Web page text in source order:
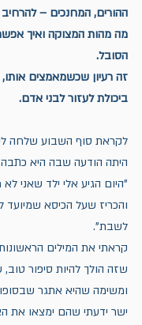
ההורים, המחנכים –
מה מהות המצוקה ואיך
הסובל.
זה רעיון שכשמאמצים אותו,
ביכולת לעזור לבני אדם.
לקראת סוף השבוע שלחה ל
היתה הודעה שבה היא
"היום הגיע אלי ילד שאני
והכריז שעל הכיסא שמיועד
לשבת".
קראתי את המילים
שזה הולך להיות סיפור טוב,
ומשימה שהיא אתגר
ישר ידעתי שהם ימצאו את